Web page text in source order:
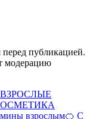
публикацией.
модерацию
взрослым🍊 С